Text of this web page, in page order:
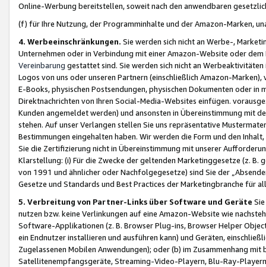
Online-Werbung bereitstellen, soweit nach den anwendbaren
(f) für Ihre Nutzung, der Programminhalte und der Amazon-Marken,
4. Werbeeinschränkungen. Sie werden sich nicht an Werbe-,
Unternehmen oder in Verbindung mit einer Amazon-Website oder
Vereinbarung gestattet sind. Sie werden sich nicht an
Logos von uns oder unseren Partnern (einschließlich Amazon-
E-Books, physischen Postsendungen, physischen Dokumenten oder in
Direktnachrichten von Ihren Social-Media-Websites einfügen.
Kunden angemeldet werden) und ansonsten in Übereinstimmung mit
stehen. Auf unser Verlangen stellen Sie uns repräsentative
Bestimmungen eingehalten haben. Wir werden die Form und den
Sie die Zertifizierung nicht in Übereinstimmung mit unserer
Klarstellung: (i) Für die Zwecke der geltenden Marketinggesetze (z. B.
von 1991 und ähnlicher oder Nachfolgegesetze) sind Sie der
Gesetze und Standards und Best Practices der Marketingbranche für
5. Verbreitung von Partner-Links über Software und Geräte
nutzen bzw. keine Verlinkungen auf eine Amazon-Website wie
Software-Applikationen (z. B. Browser Plug-ins, Browser Helper
ein Endnutzer installieren und ausführen kann) und Geräten,
Zugelassenen Mobilen Anwendungen); oder (b) im Zusammenhang
Satellitenempfangsgeräte, Streaming-Video-Playern, Blu-Ray-